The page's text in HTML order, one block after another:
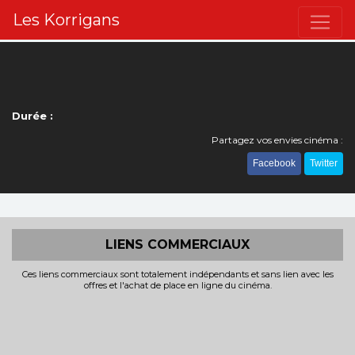
Les Korrigans
Durée :
Partagez vos envies cinéma :
Facebook Twitter
LIENS COMMERCIAUX
Ces liens commerciaux sont totalement indépendants et sans lien avec les
offres et l'achat de place en ligne du cinéma.